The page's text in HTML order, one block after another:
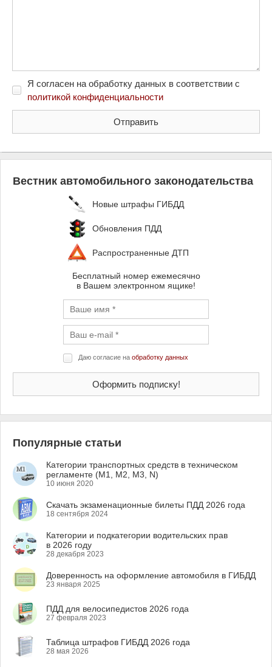
Я согласен на обработку данных в соответствии с
политикой конфиденциальности
Вестник автомобильного законодательства
Новые штрафы ГИБДД
Обновления ПДД
Распространенные ДТП
Бесплатный номер ежемесячно
в Вашем электронном ящике!
Даю согласие на обработку данных
Популярные статьи
Категории транспортных средств в техническом
регламенте (M1, M2, M3, N)
10 июня 2020
Скачать экзаменационные билеты ПДД 2026 года
18 сентября 2024
Категории и подкатегории водительских прав
в 2026 году
28 декабря 2023
Доверенность на оформление автомобиля в ГИБДД
23 января 2025
ПДД для велосипедистов 2026 года
27 февраля 2023
Таблица штрафов ГИБДД 2026 года
28 мая 2026